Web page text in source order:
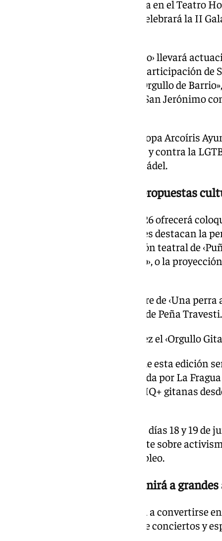
homenajeará a Candela y Soraya en el Teatro
mientras que el 20 de junio se celebrará la II
El programa ‹Orgullo de Mercado› llevará
mercados municipales, con la participación
Satín Greco. A ello se sumará «Orgullo de
Barzola, El Cerro, Sevilla Este y San Jerónimo
En el apartado deportivo, la II Copa Arcoíris
apostar por el deporte inclusivo y contra la
como fútbol 7, voleibol, tenis y pádel.
Teatro, literatura y nuevas propuestas
La agenda cultural del Pride 2026 ofrecerá
y literatura. Entre las actividades destacan la
Puerta de Jerez, la representación teatral de
del libro ‹Biopolítica del armario›, o la
También se celebrará la premiere de ‹Una
espectáculo ‹Azabache› a cargo de Peña Travesti.
Sevilla incorpora por primera vez el ‹Orgullo
Una de las grandes novedades de esta edición
Gitano›, una iniciativa organizada por La
visibilidad a las personas LGTBIQ+ gitanas
Las jornadas, previstas para los días 18 y 19
conversatorios y mesas de debate sobre
masculinidades o acceso al empleo.
La Alameda de Hércules reunirá a
La Alameda de Hércules volverá a convertirse
sevillano con cuatro jornadas de conciertos y